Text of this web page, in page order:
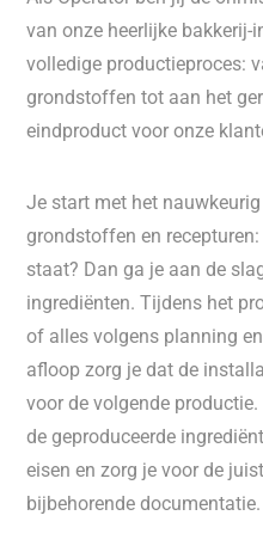
van onze heerlijke
volledige productieproces:
grondstoffen tot aan het
eindproduct voor onze
Je start met het
grondstoffen en
staat? Dan ga je aan de
ingrediënten. Tijdens het
of alles volgens planning
afloop zorg je dat de
voor de volgende
de geproduceerde
eisen en zorg je voor de
bijbehorende documentatie.